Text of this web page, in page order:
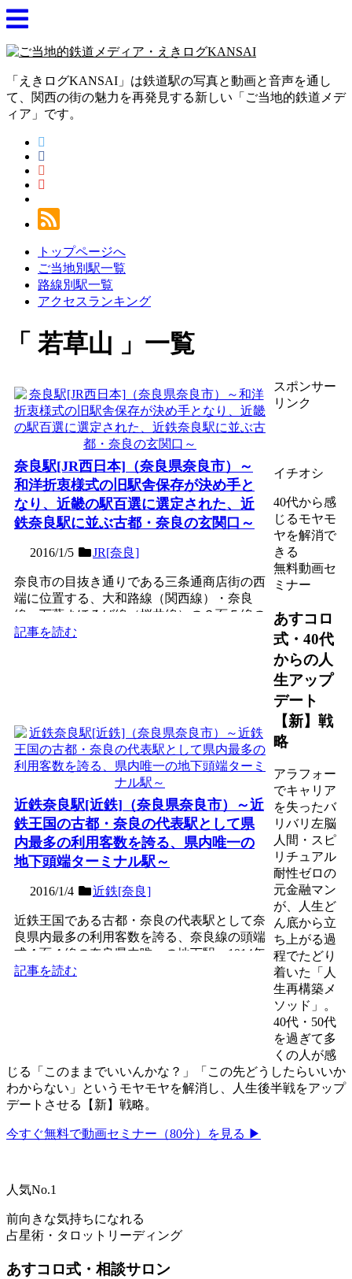
「えきログKANSAI」は鉄道駅の写真と動画と音声を通し
て、関西の街の魅力を再発見する新しい「ご当地的鉄道メデ
ィア」です。
トップページへ
ご当地別駅一覧
路線別駅一覧
アクセスランキング
若草山 一覧
奈良駅[JR西日本]（奈良県奈良市）～
和洋折衷様式の旧駅舎保存が決め手と
なり、近畿の駅百選に選定された、近
鉄奈良駅に並ぶ古都・奈良の玄関口～
2016/1/5 JR[奈良]
奈良市の目抜き通りである三条通商店街の西
端に位置する、大和路線（関西線）・奈良
線・万葉まほろば線（桜井線）の３面５線の
高架駅。1890年（明...
記事を読む
近鉄奈良駅[近鉄]（奈良県奈良市）～近
鉄王国の古都・奈良の代表駅として県
内最多の利用客数を誇る、県内唯一の
地下頭端ターミナル駅～
2016/1/4 近鉄[奈良]
近鉄王国である古都・奈良の代表駅として奈
良県内最多の利用客数を誇る、奈良線の頭端
式４面４線の奈良県内唯一の地下駅。1914年
（大正3年）に、...
記事を読む
スポンサー
リンク
イチオシ
40代から感
じるモヤモ
ヤを解消で
きる
無料動画セ
ミナー
あすコロ
式・40代
からの人
生アップ
デート
【新】戦
略
アラフォー
でキャリア
を失ったバ
リバリ左脳
人間・スピ
リチュアル
耐性ゼロの
元金融マン
が、人生ど
ん底から立
ち上がる過
程でたどり
着いた「人
生再構築メ
ソッド」。
40代・50代
を過ぎて多
くの人が感
じる「このままでいいんかな？」「この先どうしたらいいか
わからない」というモヤモヤを解消し、人生後半戦をアップ
デートさせる【新】戦略。
今すぐ無料で動画セミナー（80分）を見る ▶
人気No.1
前向きな気持ちになれる
占星術・タロットリーディング
あすコロ式・相談サロン